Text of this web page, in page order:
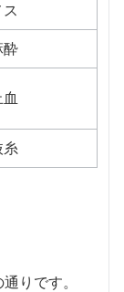
ス
酔
血
糸
りです。